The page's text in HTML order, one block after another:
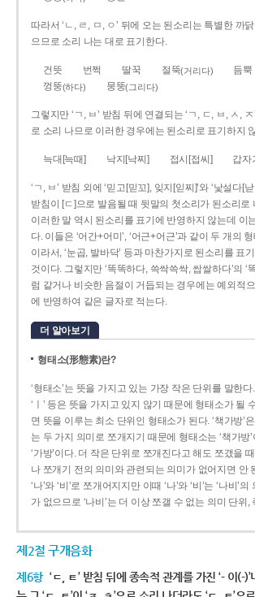
따라서 ‘ㄴ, ㄹ, ㅁ, ㅇ’ 뒤에 오는 된소리는 특별한 까
으므로 소리 나는 대로 표기한다.
건뜻 번쩍 딸꾹 절뚝(거리다) 듬뿍
껑뚱(하다) 뭉뚱(그리다)
그렇지만 ‘ㄱ, ㅂ’ 받침 뒤에 연결되는 ‘ㄱ, ㄷ, ㅂ, ㅅ,
로 소리 나므로 이러한 경우에는 된소리로 표기하지
늑대[늑때] 낙지[낙찌] 접시[접씨] 갑자
‘ㄱ, ㅂ’ 받침 외에 ‘믿고[믿꼬], 잊지[읻찌]’와 ‘낯설다[
받침이 [ㄷ]으로 발음될 때 뒷말의 첫소리가 된소리로
이러한 말 역시 된소리를 표기에 반영하지 않는데 이
다. 이들은 ‘어간+어미’, ‘어근+어근’과 같이 두 개의
이라서, ‘눈곱, 발바닥’ 등과 마찬가지로 된소리를 표
것이다. 그렇지만 ‘똑똑하다, 쓱싹쓱싹, 쌉쌀하다’의 ‘
럼 같거나 비슷한 음절이 거듭되는 경우에는 예외적
에 반영하여 같은 글자로 적는다.
더 알아보기
형태소(形態素)란?
‘형태소’는 뜻을 가지고 있는 가장 작은 단위를 말한다
‘ㅣ’ 등은 뜻을 가지고 있지 않기 때문에 형태소가 될
면 뜻을 이루는 최소 단위인 형태소가 된다. ‘책가방’은
는 두 가지 의미로 쪼개지기 때문에 형태소는 ‘책가방’
‘가방’이다. 더 작은 단위로 쪼개진다고 해도 쪼갰을
나 쪼개기 전의 의미와 관련되는 의미가 없어지면 안
‘나’와 ‘비’로 쪼개어지지만 이때 ‘나’와 ‘비’는 ‘나비’
가 없으므로 ‘나비’는 더 이상 쪼갤 수 없는 의미 단위,
제2절 구개음화
제6항 ‘ㄷ, ㅌ’ 받침 뒤에 종속적 관계를 가진 ‘- 이(-)’